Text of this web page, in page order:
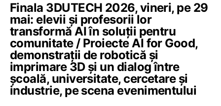
Finala 3DUTECH 2026, vineri, pe 29
mai: elevii și profesorii lor
transformă AI în soluții pentru
comunitate / Proiecte AI for Good,
demonstrații de robotică și
imprimare 3D și un dialog între
școală, universitate, cercetare și
industrie, pe scena evenimentului